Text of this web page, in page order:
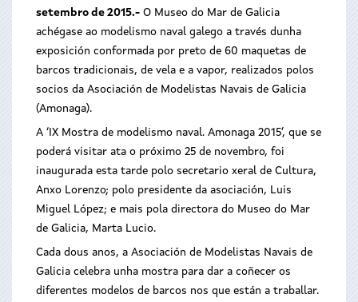
setembro de 2015.- O Museo do Mar de Galicia
achégase ao modelismo naval galego a través dunha
exposición conformada por preto de 60 maquetas de
barcos tradicionais, de vela e a vapor, realizados polos
socios da Asociación de Modelistas Navais de Galicia
(Amonaga).
A ‘IX Mostra de modelismo naval. Amonaga 2015’, que se
poderá visitar ata o próximo 25 de novembro, foi
inaugurada esta tarde polo secretario xeral de Cultura,
Anxo Lorenzo; polo presidente da asociación, Luis
Miguel López; e mais pola directora do Museo do Mar
de Galicia, Marta Lucio.
Cada dous anos, a Asociación de Modelistas Navais de
Galicia celebra unha mostra para dar a coñecer os
diferentes modelos de barcos nos que están a traballar.